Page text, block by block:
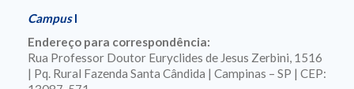
CampusI
Endereço para correspondência:
Rua Professor Doutor Euryclides de Jesus Zerbini, 1516
| Pq. Rural Fazenda Santa Cândida | Campinas – SP | CEP: